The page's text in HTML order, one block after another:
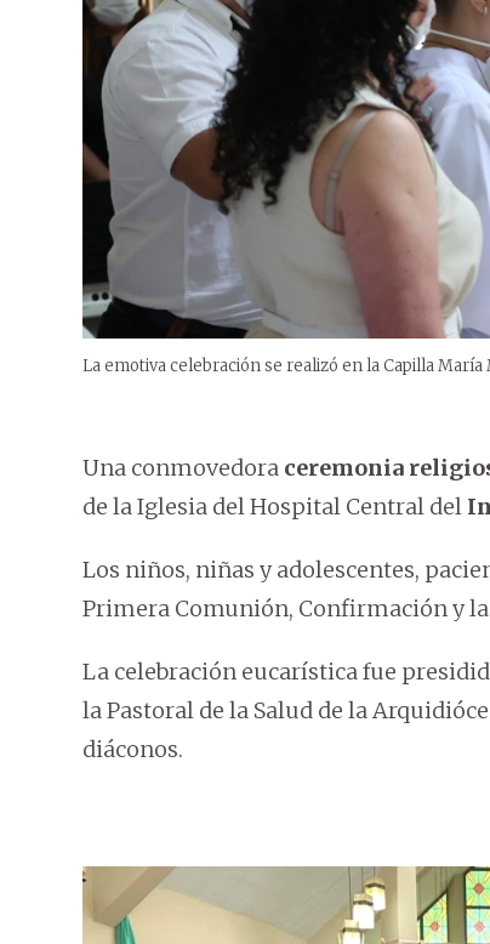
La emotiva celebración se realizó en la Capilla
Una conmovedora ceremonia
de la Iglesia del Hospital Central del
Los niños, niñas y adolescentes,
Primera Comunión, Confirmación y la
La celebración eucarística fue
la Pastoral de la Salud de la
diáconos.